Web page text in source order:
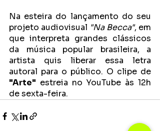
Na esteira do lançamento do seu
projeto audiovisual "Na Becca", em
que interpreta grandes clássicos
da música popular brasileira, a
artista quis liberar essa letra
"Arte" estreia no YouTube às 12h
de sexta-feira.